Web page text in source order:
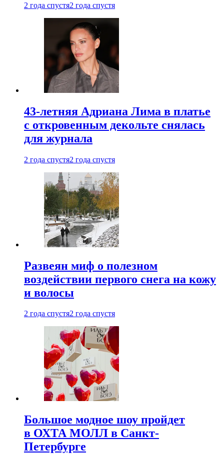
2 года спустя2 года спустя
43-летняя Адриана Лима в платье
с откровенным декольте снялась
для журнала
2 года спустя2 года спустя
Развеян миф о полезном
воздействии первого снега на кожу
и волосы
2 года спустя2 года спустя
Большое модное шоу пройдет
в ОХТА МОЛЛ в Санкт-
Петербурге